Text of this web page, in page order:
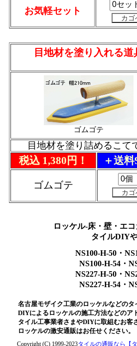
目地材を塗り入れる道
ゴムゴテ
目地材を塗り詰めるこて
税込 1,380円！ ＋送料
ゴムゴテ
ロッケル-床・壁・エ
タイルDIY
お気軽セット
NS100-H-50・
NS100-H-54・
NS227-H-50・
NS227-H-54・
名古屋モザイク工業のロッケルなどの
DIYによるロッケルの施工方法などのア
タイル工事業者さまやDIYに取組むお客
ロッケルの激安通販はお任せください。
Copyright (C) 1999-2023タイルの通販なら【